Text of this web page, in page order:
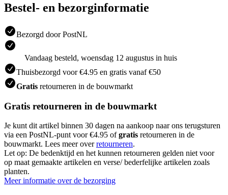
Bestel- en bezorginformatie
Bezorgd door PostNL
Vandaag besteld, woensdag 12 augustus in huis
Thuisbezorgd voor €4.95 en gratis vanaf €50
Gratis retourneren in de bouwmarkt
Gratis retourneren in de bouwmarkt
Je kunt dit artikel binnen 30 dagen na aankoop naar ons terugsturen
via een PostNL-punt voor €4.95 ofgratis retourneren in de
bouwmarkt. Lees meer overretourneren.
Let op: De bedenktijd en het kunnen retourneren gelden niet voor
op maat gemaakte artikelen en verse/ bederfelijke artikelen zoals
planten.
Meer informatie over de bezorging